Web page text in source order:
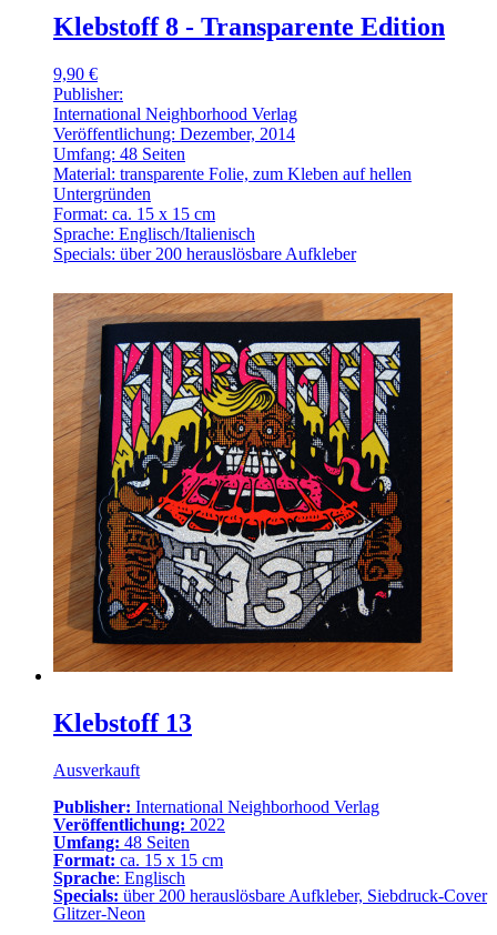
Klebstoff 8 - Transparente Edition
9,90 €
Publisher:
International Neighborhood Verlag
Veröffentlichung: Dezember, 2014
Umfang: 48 Seiten
Material: transparente Folie, zum Kleben auf hellen
Untergründen
Format: ca. 15 x 15 cm
Sprache: Englisch/Italienisch
Specials: über 200 herauslösbare Aufkleber
Klebstoff 13
Ausverkauft
Publisher: International Neighborhood Verlag
Veröffentlichung: 2022
Umfang: 48 Seiten
Format: ca. 15 x 15 cm
Sprache: Englisch
Specials: über 200 herauslösbare Aufkleber, Siebdruck-Cover
Glitzer-Neon